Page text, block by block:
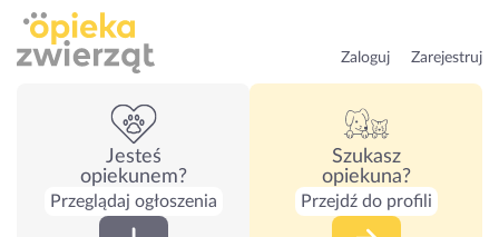
Zaloguj Zarejestruj
Jesteś
opiekunem?
Przeglądaj ogłoszenia
Szukasz
opiekuna?
Przejdź do profili